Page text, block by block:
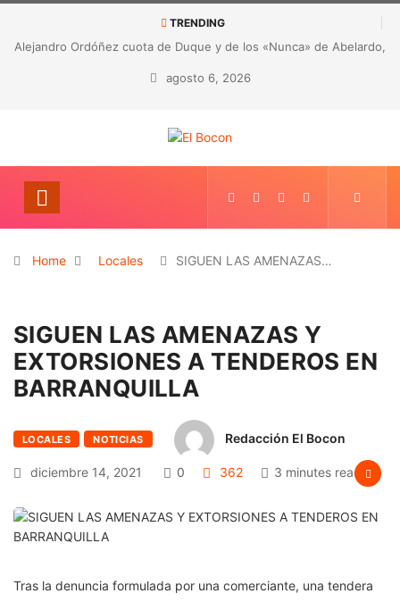
TRENDING
cuota de Duque y de los «Nunca» de Abelardo,
será designado embajador ante la OEA
agosto 6, 2026
Home Locales SIGUEN LAS AMENAZAS…
SIGUEN LAS AMENAZAS Y
EXTORSIONES A TENDEROS EN
BARRANQUILLA
LOCALES NOTICIAS Redacción El Bocon
diciembre 14, 2021 0 362 3 minutes read
Tras la denuncia formulada por una comerciante, una tendera